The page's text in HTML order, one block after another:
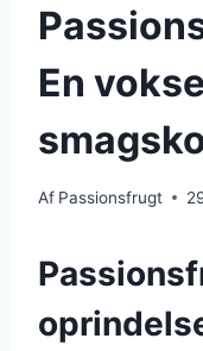
En
Af Passionsfrugt